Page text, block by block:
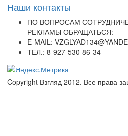
Наши контакты
ПО ВОПРОСАМ
РЕКЛАМЫ ОБРАЩАТЬСЯ:
E-MAIL:
ТЕЛ.: 8-927-530-86-34
Copyright Взгляд 2012. Все права